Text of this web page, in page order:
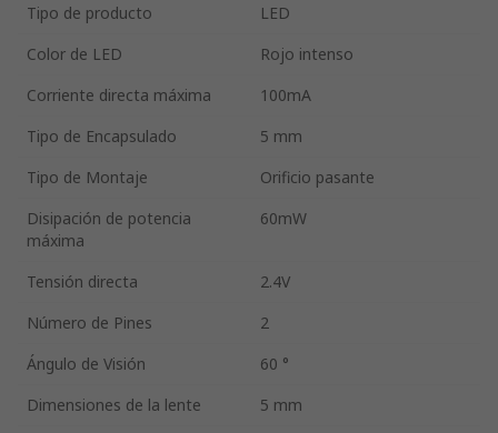
Tipo de producto
LED
Color de LED
Rojo intenso
Corriente directa máxima
100mA
Tipo de Encapsulado
5 mm
Tipo de Montaje
Orificio pasante
Disipación de potencia
máxima
60mW
Tensión directa
2.4V
Número de Pines
2
Ángulo de Visión
60 °
Dimensiones de la lente
5 mm